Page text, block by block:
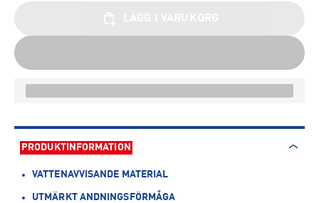
PRODUKTINFORMATION
VATTENAVVISANDE MATERIAL
UTMÄRKT ANDNINGSFÖRMÅGA